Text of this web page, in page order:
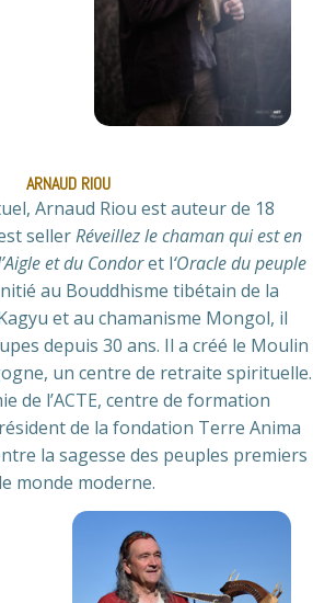
ARNAUD RIOU
Arnaud Riou est auteur de 18
sellerRéveillez le chaman qui est en
et du Condoret l‘Oracle du peuple
au Bouddhisme tibétain de la
et au chamanisme Mongol, il
depuis 30 ans. Il a créé le Moulin
un centre de retraite spirituelle.
de l’ACTE, centre de formation
de la fondation Terre Anima
la sagesse des peuples premiers
monde moderne.